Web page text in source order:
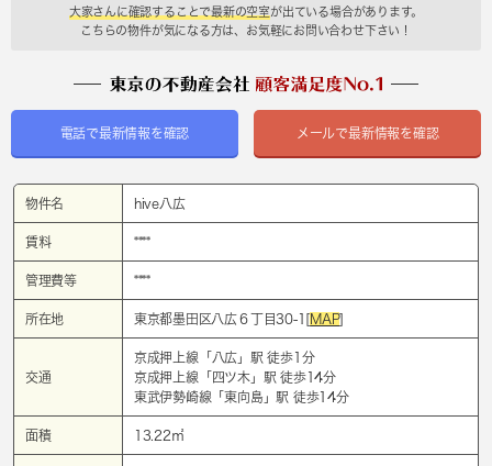
大家さんに確認することで最新の空室が出ている場合があります。
こちらの物件が気になる方は、お気軽にお問い合わせ下さい！
電話で最新情報を確認 メールで最新情報を確認
物件名 hive八広
賃料 ****
管理費等 ****
所在地 東京都墨田区八広６丁目30-1[MAP]
交通
京成押上線「 八広 」駅 徒歩1分
京成押上線「 四ツ木」駅 徒歩14分
東武伊勢崎線「東向島 」駅 徒歩14分
面積 13.22㎡